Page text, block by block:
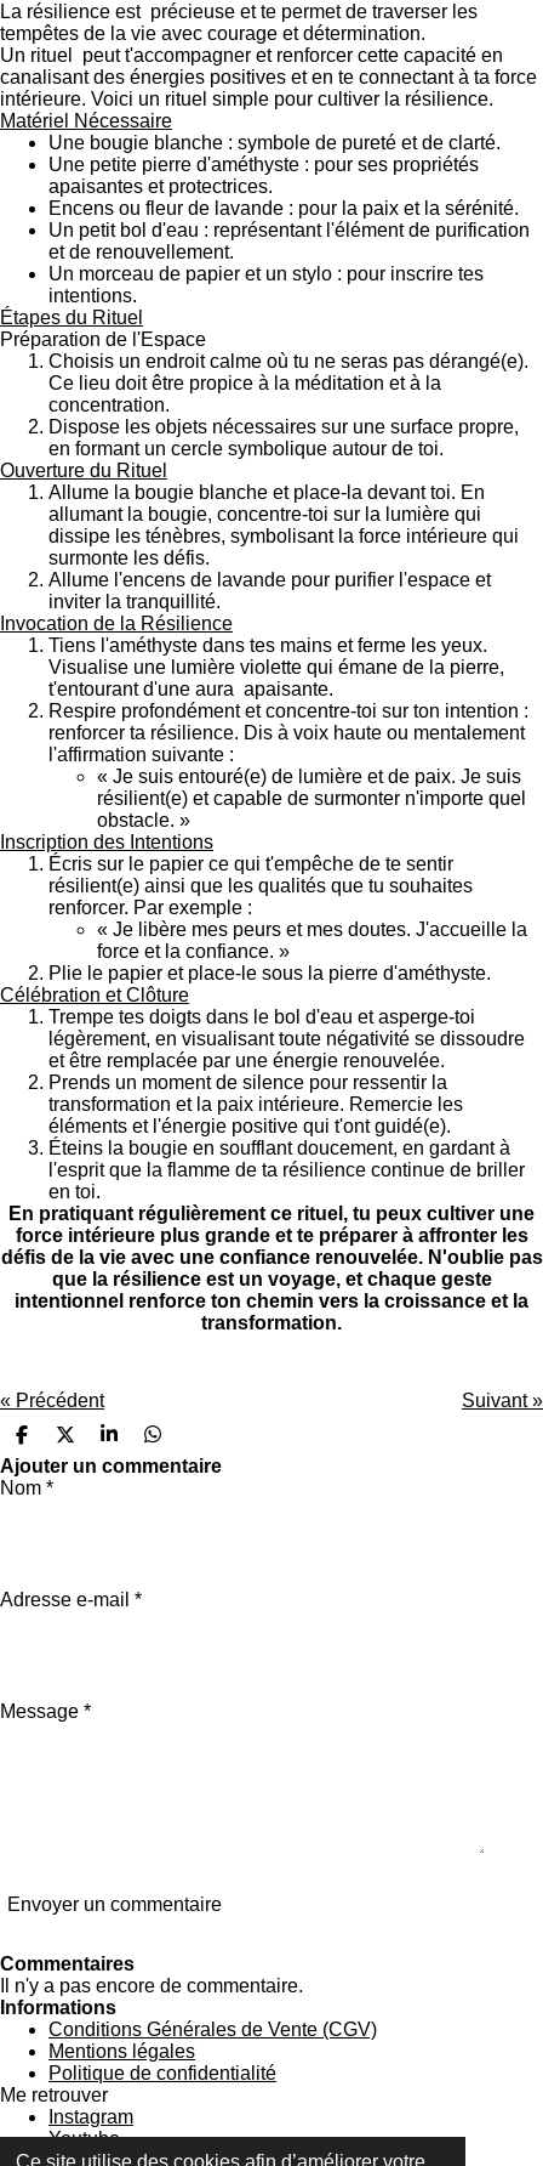
La résilience est précieuse et te permet de traverser les
tempêtes de la vie avec courage et détermination.
Un rituel peut t'accompagner et renforcer cette capacité en
canalisant des énergies positives et en te connectant à ta force
intérieure. Voici un rituel simple pour cultiver la résilience.
Matériel Nécessaire
Une bougie blanche : symbole de pureté et de clarté.
Une petite pierre d'améthyste : pour ses propriétés
apaisantes et protectrices.
Encens ou fleur de lavande : pour la paix et la sérénité.
Un petit bol d'eau : représentant l'élément de purification
et de renouvellement.
Un morceau de papier et un stylo : pour inscrire tes
intentions.
Étapes du Rituel
Préparation de l'Espace
Choisis un endroit calme où tu ne seras pas dérangé(e).
Ce lieu doit être propice à la méditation et à la
concentration.
Dispose les objets nécessaires sur une surface propre,
en formant un cercle symbolique autour de toi.
Ouverture du Rituel
Allume la bougie blanche et place-la devant toi. En
allumant la bougie, concentre-toi sur la lumière qui
dissipe les ténèbres, symbolisant la force intérieure qui
surmonte les défis.
Allume l'encens de lavande pour purifier l'espace et
inviter la tranquillité.
Invocation de la Résilience
Tiens l'améthyste dans tes mains et ferme les yeux.
Visualise une lumière violette qui émane de la pierre,
t'entourant d'une aura apaisante.
Respire profondément et concentre-toi sur ton intention :
renforcer ta résilience. Dis à voix haute ou mentalement
l'affirmation suivante :
« Je suis entouré(e) de lumière et de paix. Je suis
résilient(e) et capable de surmonter n'importe quel
obstacle. »
Inscription des Intentions
Écris sur le papier ce qui t'empêche de te sentir
résilient(e) ainsi que les qualités que tu souhaites
renforcer. Par exemple :
« Je libère mes peurs et mes doutes. J'accueille la
force et la confiance. »
Plie le papier et place-le sous la pierre d'améthyste.
Célébration et Clôture
Trempe tes doigts dans le bol d'eau et asperge-toi
légèrement, en visualisant toute négativité se dissoudre
et être remplacée par une énergie renouvelée.
Prends un moment de silence pour ressentir la
transformation et la paix intérieure. Remercie les
éléments et l'énergie positive qui t'ont guidé(e).
Éteins la bougie en soufflant doucement, en gardant à
l'esprit que la flamme de ta résilience continue de briller
en toi.
En pratiquant régulièrement ce rituel, tu peux cultiver une
force intérieure plus grande et te préparer à affronter les
défis de la vie avec une confiance renouvelée. N'oublie pas
que la résilience est un voyage, et chaque geste
intentionnel renforce ton chemin vers la croissance et la
transformation.
« Précédent Suivant»
P
a
r
t
P
a
P
a
P
a
Ajouter un commentaire
Nom *
Adresse e-mail *
Message *
Envoyer un commentaire
Commentaires
Il n'y a pas encore de commentaire.
Informations
Conditions Générales de Vente (CGV)
Mentions légales
Politique de confidentialité
Me retrouver
Instagram
Youtube
Contact